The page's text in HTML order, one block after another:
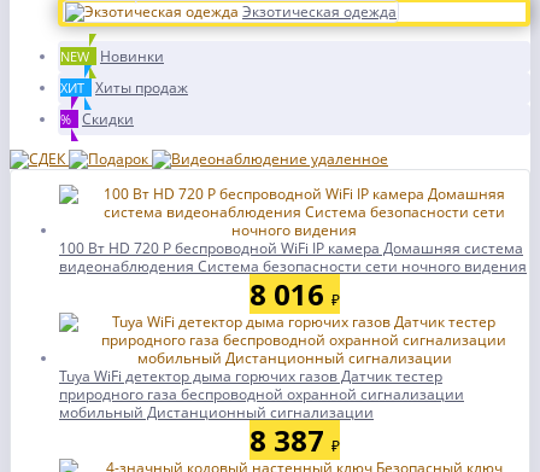
Экзотическая одежда
NEW Новинки
ХИТ Хиты продаж
% Скидки
100 Вт HD 720 P беспроводной WiFi IP камера Домашняя система
видеонаблюдения Система безопасности сети ночного видения
8 016 ₽
Tuya WiFi детектор дыма горючих газов Датчик тестер
природного газа беспроводной охранной сигнализации
мобильный Дистанционный сигнализации
8 387 ₽